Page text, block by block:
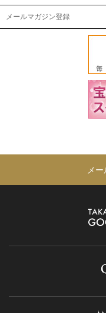
メールマガジン登録
メ